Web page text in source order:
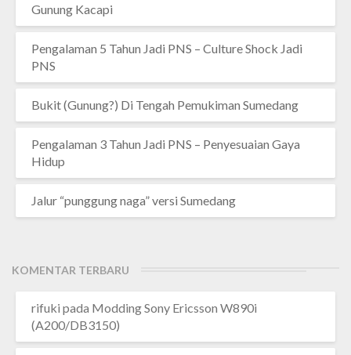
Gunung Kacapi
Pengalaman 5 Tahun Jadi PNS – Culture Shock Jadi
PNS
Bukit (Gunung?) Di Tengah Pemukiman Sumedang
Pengalaman 3 Tahun Jadi PNS – Penyesuaian Gaya
Hidup
Jalur “punggung naga” versi Sumedang
KOMENTAR TERBARU
rifuki pada Modding Sony Ericsson W890i
(A200/DB3150)